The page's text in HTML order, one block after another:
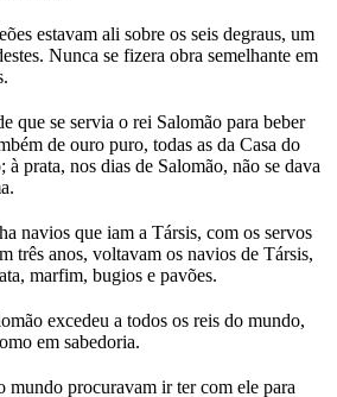
estavam ali sobre os seis degraus, um
Nunca se fizera obra semelhante em
que se servia o rei Salomão para beber
de ouro puro, todas as da Casa do
prata, nos dias de Salomão, não se dava
navios que iam a Társis, com os servos
três anos, voltavam os navios de Társis,
marfim, bugios e pavões.
excedeu a todos os reis do mundo,
em sabedoria.
mundo procuravam ir ter com ele para